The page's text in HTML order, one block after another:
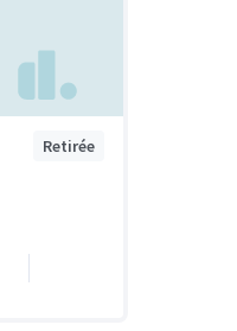
Retirée